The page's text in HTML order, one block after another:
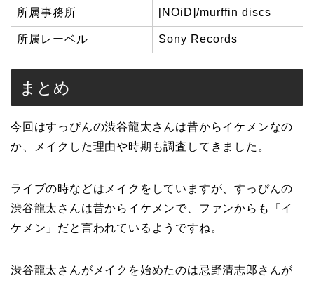
所属事務所 [NOiD]/murffin discs
所属レーベル Sony Records
まとめ
今回はすっぴんの渋谷龍太さんは昔からイケメンなの
か、メイクした理由や時期も調査してきました。
ライブの時などはメイクをしていますが、すっぴんの
渋谷龍太さんは昔からイケメンで、ファンからも「イ
ケメン」だと言われているようですね。
渋谷龍太さんがメイクを始めたのは忌野清志郎さんが